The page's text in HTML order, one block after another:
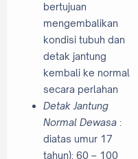
bertujuan
mengembalikan
kondisi tubuh dan
detak jantung
kembali ke normal
secara perlahan
Detak Jantung
Normal Dewasa :
diatas umur 17
tahun): 60 – 100